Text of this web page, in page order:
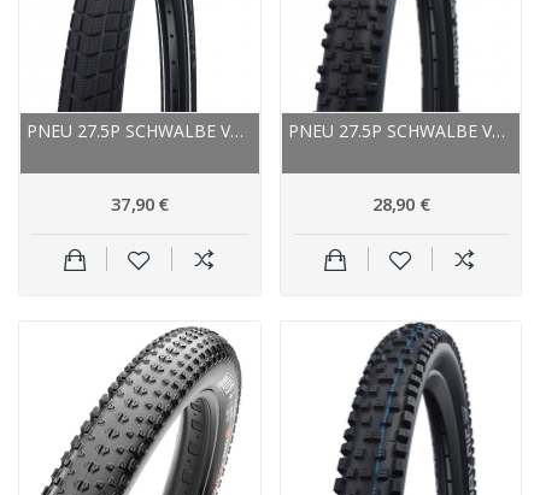
PNEU 27.5P SCHWALBE VTT ROUTE SUPER MOTO-X...
37,90 €
PNEU 27.5P SCHWALBE VTT SMART SAM PERFORMANCE...
28,90 €